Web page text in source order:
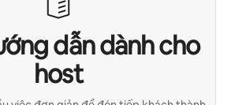
dẫn dành cho
host